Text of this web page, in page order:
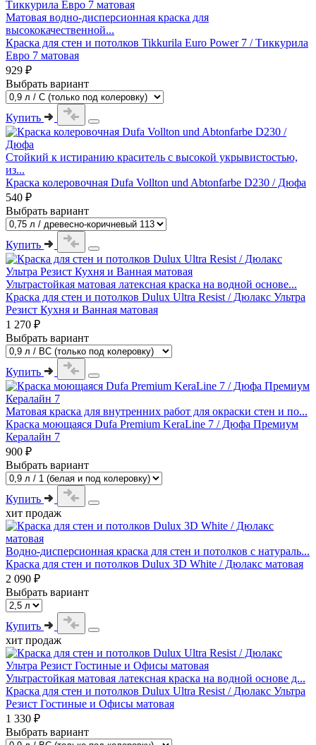
Матовая водно-дисперсионная краска для
высококачественной...
Краска для стен и потолков Tikkurila Euro Power 7 / Тиккурила
Евро 7 матовая
929 ₽
Выбрать вариант
Купить
Стойкий к истиранию краситель с высокой укрывистостью,
из...
Краска колеровочная Dufa Vollton und Abtonfarbe D230 / Дюфа
540 ₽
Выбрать вариант
Купить
Ультрастойкая матовая латексная краска на водной основе...
Краска для стен и потолков Dulux Ultra Resist / Дюлакс Ультра
Резист Кухня и Ванная матовая
1 270 ₽
Выбрать вариант
Купить
Матовая краска для внутренних работ для окраски стен и по...
Краска моющаяся Dufa Premium KeraLine 7 / Дюфа Премиум
Кералайн 7
900 ₽
Выбрать вариант
Купить
хит продаж
Водно-дисперсионная краска для стен и потолков с натураль...
Краска для стен и потолков Dulux 3D White / Дюлакс матовая
2 090 ₽
Выбрать вариант
Купить
хит продаж
Ультрастойкая матовая латексная краска на водной основе д...
Краска для стен и потолков Dulux Ultra Resist / Дюлакс Ультра
Резист Гостиные и Офисы матовая
1 330 ₽
Выбрать вариант